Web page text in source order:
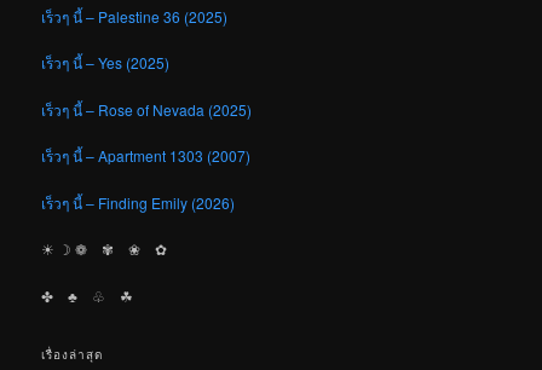
เร็วๆ นี้ – Palestine 36 (2025)
เร็วๆ นี้ – Yes (2025)
เร็วๆ นี้ – Rose of Nevada (2025)
เร็วๆ นี้ – Apartment 1303 (2007)
เร็วๆ นี้ – Finding Emily (2026)
☀︎ ☽ ❁ ✾ ❀ ✿
✤ ♣︎ ♧ ☘︎
เรื่องล่าสุด